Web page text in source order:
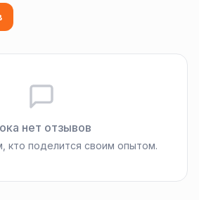
нет отзывов
кто поделится своим опытом.